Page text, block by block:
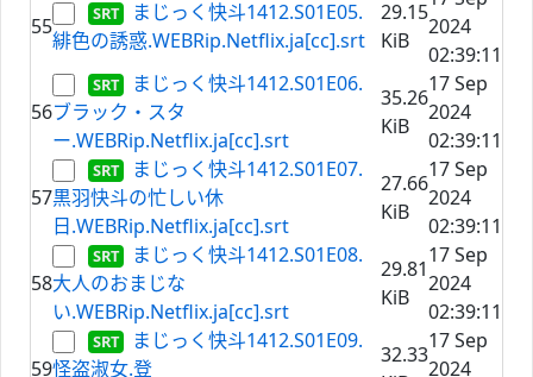
55
まじっく快斗1412.S01E05.
緋色の誘惑.WEBRip.Netflix.ja[cc].srt
29.15
KiB
2024
02:39:11
56
まじっく快斗1412.S01E06.
ブラック・スタ
ー.WEBRip.Netflix.ja[cc].srt
35.26
KiB
17 Sep
2024
02:39:11
57
まじっく快斗1412.S01E07.
黒羽快斗の忙しい休
日.WEBRip.Netflix.ja[cc].srt
27.66
KiB
17 Sep
2024
02:39:11
58
まじっく快斗1412.S01E08.
大人のおまじな
い.WEBRip.Netflix.ja[cc].srt
29.81
KiB
17 Sep
2024
02:39:11
59
まじっく快斗1412.S01E09.
怪盗淑女.登
32.33
17 Sep
2024